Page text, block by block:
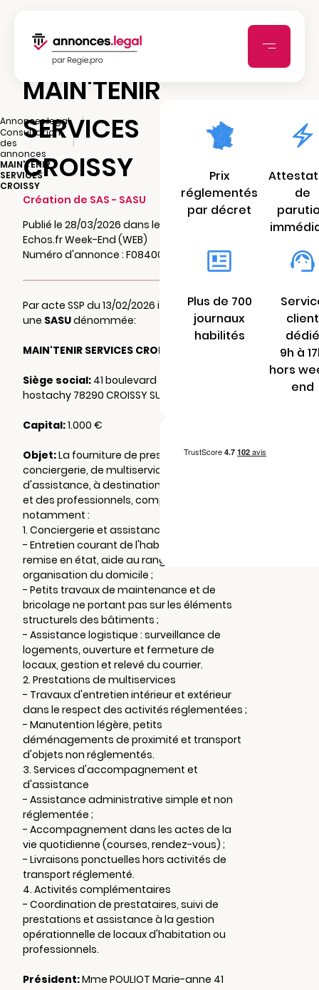
Annonces.legal
|
Consultation
des
annonces
|
MAIN'TENIR
SERVICES
CROISSY
MAIN'TENIR
SERVICES
CROISSY
Création de SAS - SASU
Publié le 28/03/2026 dans le journal Les
Echos.fr Week-End (WEB)
Numéro d'annonce : F08400543xgyy
Par acte SSP du 13/02/2026 il a été constitué
une SASUdénommée:
MAIN'TENIR SERVICES CROISSY
Siège social: 41 boulevard fernand
hostachy 78290 CROISSY SUR SEINE
Capital:1.000 €
Objet:La fourniture de prestations de
conciergerie, de multiservices et
d'assistance, à destination des particuliers
et des professionnels, comprenant
notamment :
1. Conciergerie et assistance à domicile
- Entretien courant de l'habitat : nettoyage,
remise en état, aide au rangement,
organisation du domicile ;
- Petits travaux de maintenance et de
bricolage ne portant pas sur les éléments
structurels des bâtiments ;
- Assistance logistique : surveillance de
logements, ouverture et fermeture de
locaux, gestion et relevé du courrier.
2. Prestations de multiservices
- Travaux d'entretien intérieur et extérieur
dans le respect des activités réglementées ;
- Manutention légère, petits
déménagements de proximité et transport
d'objets non réglementés.
3. Services d'accompagnement et
d'assistance
- Assistance administrative simple et non
réglementée ;
- Accompagnement dans les actes de la
vie quotidienne (courses, rendez-vous) ;
- Livraisons ponctuelles hors activités de
transport réglementé.
4. Activités complémentaires
- Coordination de prestataires, suivi de
prestations et assistance à la gestion
opérationnelle de locaux d'habitation ou
professionnels.
Président:Mme POULIOT Marie-anne 41
Prix
réglementés
par décret
de
Plus de 700
journaux
habilités
client
dédié
9h à
hors
end